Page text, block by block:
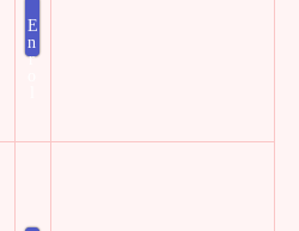
E
n
r